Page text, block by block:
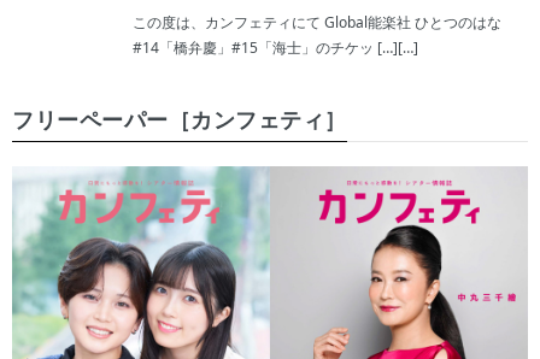
この度は、カンフェティにて Global能楽社 ひとつのはな
#14「橋弁慶」#15「海士」のチケッ […][…]
フリーペーパー［カンフェティ］